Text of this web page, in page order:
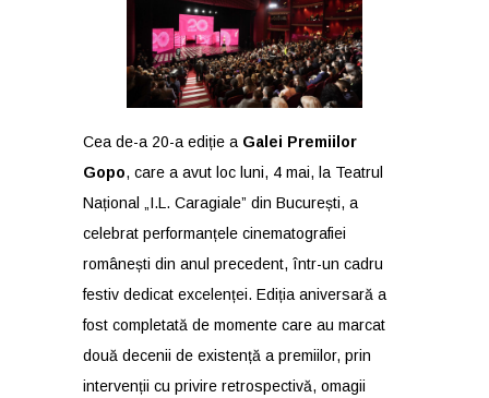
Cea de-a 20-a ediție a Galei Premiilor
Gopo, care a avut loc luni, 4 mai, la Teatrul
Național „I.L. Caragiale” din București, a
celebrat performanțele cinematografiei
românești din anul precedent, într-un cadru
festiv dedicat excelenței. Ediția aniversară a
fost completată de momente care au marcat
două decenii de existență a premiilor, prin
intervenții cu privire retrospectivă, omagii